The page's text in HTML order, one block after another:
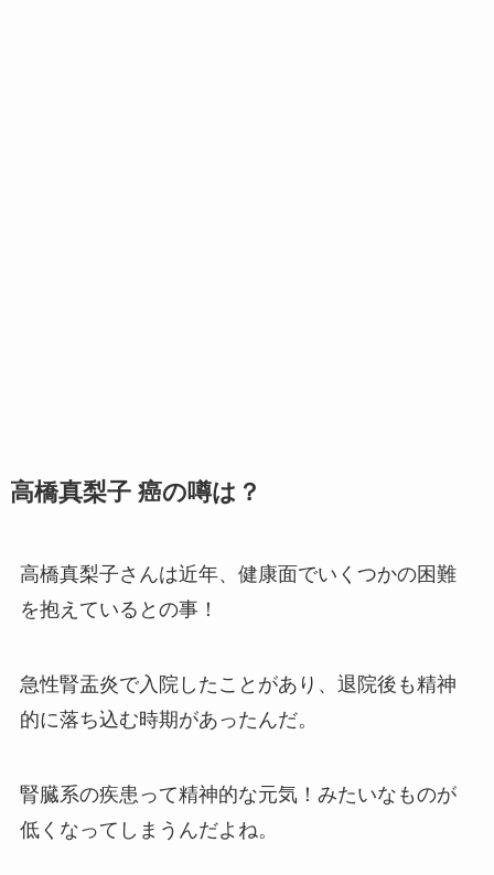
高橋真梨子 癌の噂は？
高橋真梨子さんは近年、健康面でいくつかの困難
を抱えているとの事！
急性腎盂炎で入院したことがあり、退院後も精神
的に落ち込む時期があったんだ。
腎臓系の疾患って精神的な元気！みたいなものが
低くなってしまうんだよね。